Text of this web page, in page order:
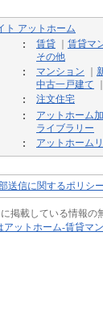
ト アットホーム
賃貸
賃貸マ
その他
マンション
中古一戸建て
注文住宅
アットホーム
ライブラリー
アットホーム
送信に関するポリシ
掲載している情報の
アットホーム-賃貸マ